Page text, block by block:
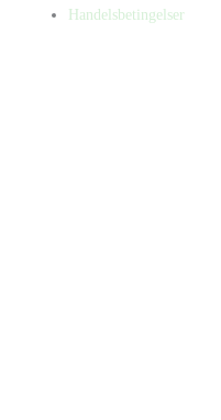
Handelsbetingelser